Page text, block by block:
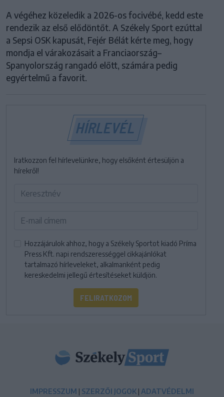
A végéhez közeledik a 2026-os focivébé, kedd este
rendezik az első elődöntőt. A Székely Sport ezúttal
a Sepsi OSK kapusát, Fejér Bélát kérte meg, hogy
mondja el várakozásait a Franciaország–
Spanyolország rangadó előtt, számára pedig
egyértelmű a favorit.
HÍRLEVÉL
Iratkozzon fel hírlevelünkre, hogy elsőként értesüljön a
hírekről!
Hozzájárulok ahhoz, hogy a Székely Sportot kiadó Príma
Press Kft. napi rendszerességgel cikkajánlókat
tartalmazó hírleveleket, alkalmanként pedig
kereskedelmi jellegű értesítéseket küldjön.
FELIRATKOZOM
IMPRESSZUM | SZERZŐI JOGOK | ADATVÉDELMI